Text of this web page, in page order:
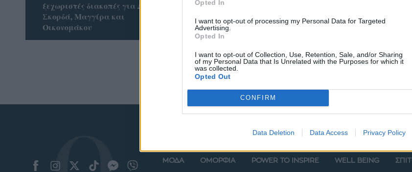
Opted In
I want to opt-out of processing my Personal Data for Targeted
Advertising.
Opted In
I want to opt-out of Collection, Use, Retention, Sale, and/or Sharing
of my Personal Data that Is Unrelated with the Purposes for which it
was collected.
Opted Out
CONFIRM
Data Deletion Data Access Privacy Policy
ξεχωριστές διακοπές για Δούκα,
Σκορδά, Μαγγίρα και
Οικονομάκου
ΜΟΔΑ ΟΜΟΡΦΙΑ POWER TO INSPIRE WELL BEING ΣΠΙΤΙ